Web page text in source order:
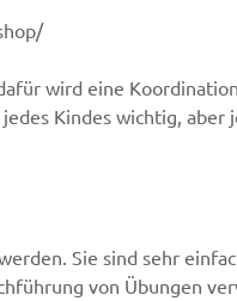
wird eine
Kindes wichtig,
Sie sind sehr
von Übungen